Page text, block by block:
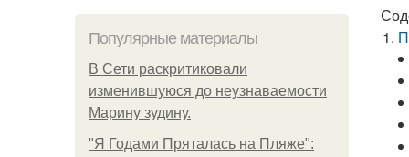
Популярные материалы
В Сети раскритиковали
изменившуюся до неузнаваемости
Марину зудину.
"Я Годами Пряталась на Пляже":